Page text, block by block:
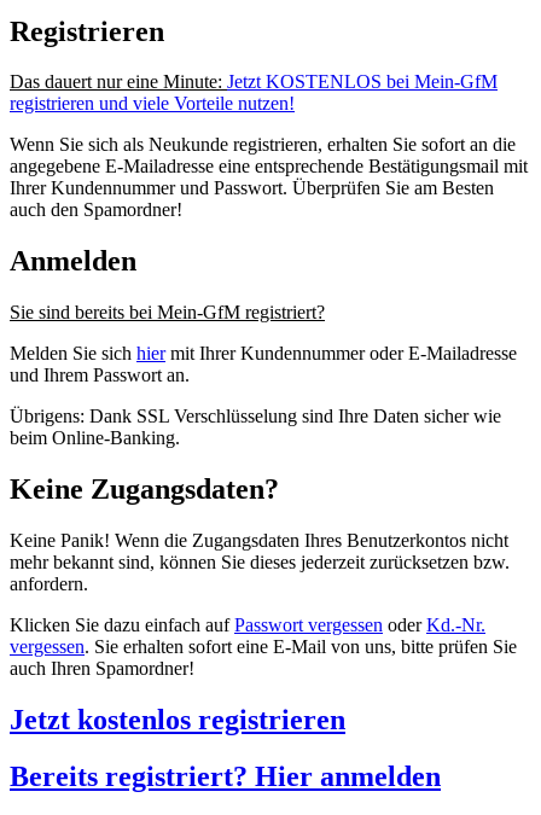
Registrieren
Das dauert nur eine Minute: Jetzt KOSTENLOS bei Mein-GfM
registrieren und viele Vorteile nutzen!
Wenn Sie sich als Neukunde registrieren, erhalten Sie sofort an die
angegebene E-Mailadresse eine entsprechende Bestätigungsmail mit
Ihrer Kundennummer und Passwort. Überprüfen Sie am Besten
auch den Spamordner!
Anmelden
Sie sind bereits bei Mein-GfM registriert?
Melden Sie sich hiermit Ihrer Kundennummer oder E-Mailadresse
und Ihrem Passwort an.
Übrigens: Dank SSL Verschlüsselung sind Ihre Daten sicher wie
beim Online-Banking.
Keine Zugangsdaten?
Keine Panik! Wenn die Zugangsdaten Ihres Benutzerkontos nicht
mehr bekannt sind, können Sie dieses jederzeit zurücksetzen bzw.
anfordern.
Klicken Sie dazu einfach aufPasswort vergessen oderKd.-Nr.
vergessen. Sie erhalten sofort eine E-Mail von uns, bitte prüfen Sie
auch Ihren Spamordner!
Jetzt kostenlos registrieren
Bereits registriert? Hier anmelden